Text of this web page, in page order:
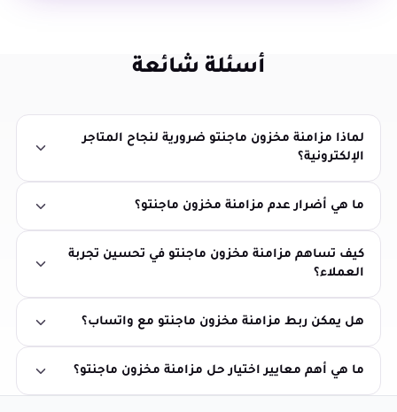
أسئلة شائعة
لماذا مزامنة مخزون ماجنتو ضرورية لنجاح المتاجر
الإلكترونية؟
ما هي أضرار عدم مزامنة مخزون ماجنتو؟
كيف تساهم مزامنة مخزون ماجنتو في تحسين تجربة
العملاء؟
هل يمكن ربط مزامنة مخزون ماجنتو مع واتساب؟
ما هي أهم معايير اختيار حل مزامنة مخزون ماجنتو؟